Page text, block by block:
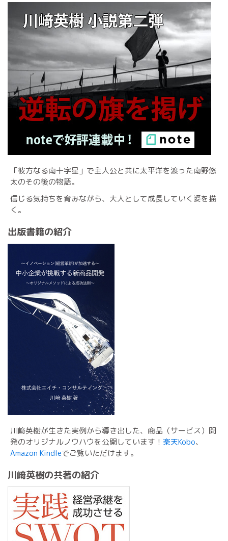
「彼方なる南十字星」で主人公と共に太平洋を渡った南野悠
太のその後の物語。
信じる気持ちを育みながら、大人として成長していく姿を描
く。
出版書籍の紹介
川﨑英樹が生きた実例から導き出した、商品（サービス）開
発のオリジナルノウハウを公開しています！ 楽天Kobo、
Amazon Kindleでご覧いただけます。
川﨑英樹の共著の紹介